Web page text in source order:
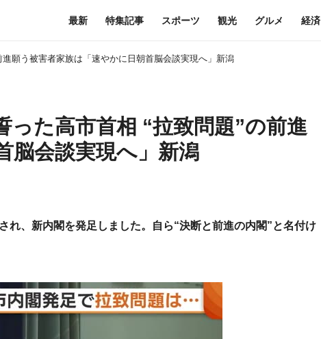
最新 特集記事 スポーツ 観光 グルメ 経済
願う被害者家族は「速やかに日朝首脳会談実現へ」新潟
った高市首相 “拉致問題”の前進
脳会談実現へ」新潟
れ、新内閣を発足しました。自ら“決断と前進の内閣”と名付け